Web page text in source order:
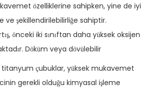
özelliklerine sahipken, yine de iyi
ve şekillendirilebilirliğe sahiptir.
önceki iki sınıftan daha yüksek oksijen
Döküm veya dövülebilir
titanyum çubuklar, yüksek mukavemet
gerekli olduğu kimyasal işleme